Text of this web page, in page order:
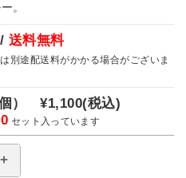
。
送料無料
別途配送料がかかる場合がございま
個）¥1,100(税込)
0 セット入っています